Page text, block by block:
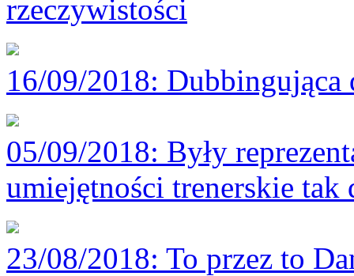
rzeczywistości
16/09/2018: Dubbingująca
05/09/2018: Były
umiejętności trenerskie tak
23/08/2018: To przez to